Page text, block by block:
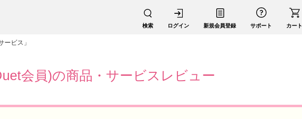
検索 ログイン 新規会員登録 サポート カート
ビス」
会員)の商品・サービスレビュー